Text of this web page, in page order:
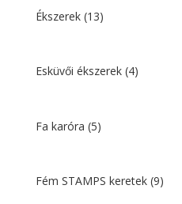
Ékszerek (13)
Esküvői ékszerek (4)
Fa karóra (5)
Fém STAMPS keretek (9)